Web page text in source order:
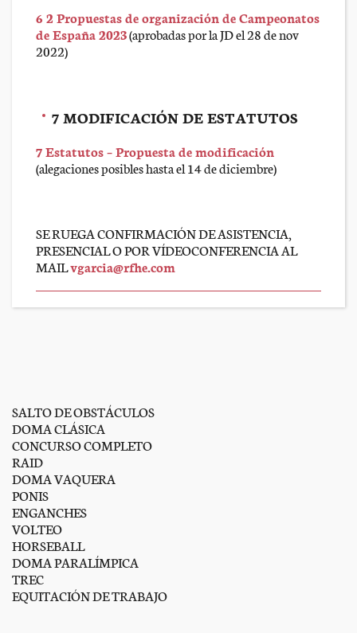
6 2 Propuestas de organización de Campeonatos
de España 2023(aprobadas por la JD el 28 de nov
2022)
7 MODIFICACIÓN DE ESTATUTOS
7 Estatutos – Propuesta de modificación
(alegaciones posibles hasta el 14 de diciembre)
SE RUEGA CONFIRMACIÓN DE ASISTENCIA,
PRESENCIAL O POR VÍDEOCONFERENCIA AL
MAILvgarcia@rfhe.com
SALTO DE OBSTÁCULOS
DOMA CLÁSICA
CONCURSO COMPLETO
RAID
DOMA VAQUERA
PONIS
ENGANCHES
VOLTEO
HORSEBALL
DOMA PARALÍMPICA
TREC
EQUITACIÓN DE TRABAJO